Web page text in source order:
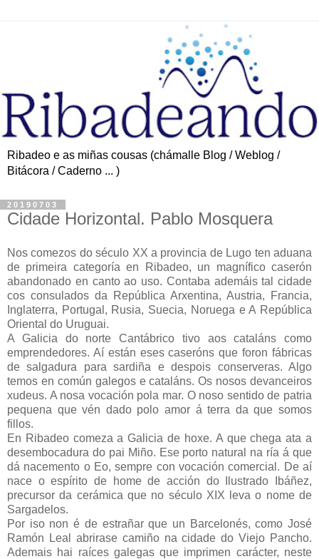
Ribadeo e as miñas cousas (chámalle Blog / Weblog /
Bitácora / Caderno ... )
20190703
Cidade Horizontal. Pablo Mosquera
Nos comezos do século XX a provincia de Lugo ten aduana
de primeira categoría en Ribadeo, un magnífico caserón
abandonado en canto ao uso. Contaba ademáis tal cidade
cos consulados da República Arxentina, Austria, Francia,
Inglaterra, Portugal, Rusia, Suecia, Noruega e A República
Oriental do Uruguai.
A Galicia do norte Cantábrico tivo aos cataláns como
emprendedores. Aí están eses caseróns que foron fábricas
de salgadura para sardiña e despois conserveras. Algo
temos en común galegos e cataláns. Os nosos devanceiros
xudeus. A nosa vocación pola mar. O noso sentido de patria
pequena que vén dado polo amor á terra da que somos
fillos.
En Ribadeo comeza a Galicia de hoxe. A que chega ata a
desembocadura do pai Miño. Ese porto natural na ría á que
dá nacemento o Eo, sempre con vocación comercial. De aí
nace o espírito de home de acción do Ilustrado Ibáñez,
precursor da cerámica que no século XIX leva o nome de
Sargadelos.
Por iso non é de estrañar que un Barcelonés, como José
Ramón Leal abrirase camiño na cidade do Viejo Pancho.
Ademais hai raíces galegas que imprimen carácter, neste